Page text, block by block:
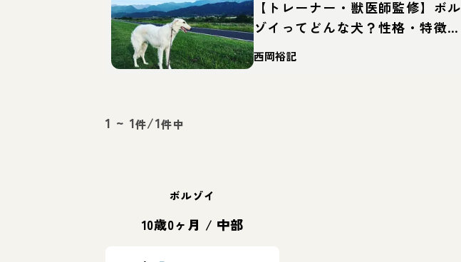
【トレーナー・獣医師監修】ボル
ゾイってどんな犬？性格・特徴・
育て方・迎え方
西岡裕記
1 ~ 1件/1件中
ボルゾイ
10歳0ヶ月 / 中部